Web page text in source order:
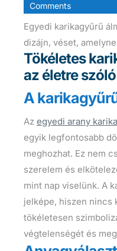
Comments
Egyedi karikagyűrű
dizájn, véset,
Tökéletes
az életre
A
Az egyedi arany
egyik legfontosabb
meghozhat. Ez nem
szerelem és
mint nap viselünk. A
jelképe, hiszen nincs
tökéletesen
végtelenségét és